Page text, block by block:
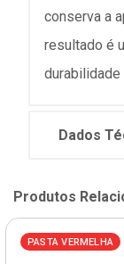
conserva a
resultado é
durabilidade
Dados
Produtos
PASTA VERMELHA